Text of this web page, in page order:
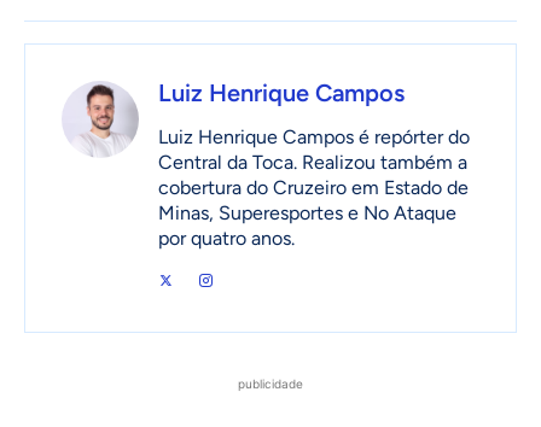
Luiz Henrique Campos
Luiz Henrique Campos é repórter do
Central da Toca. Realizou também a
cobertura do Cruzeiro em Estado de
Minas, Superesportes e No Ataque
por quatro anos.
publicidade